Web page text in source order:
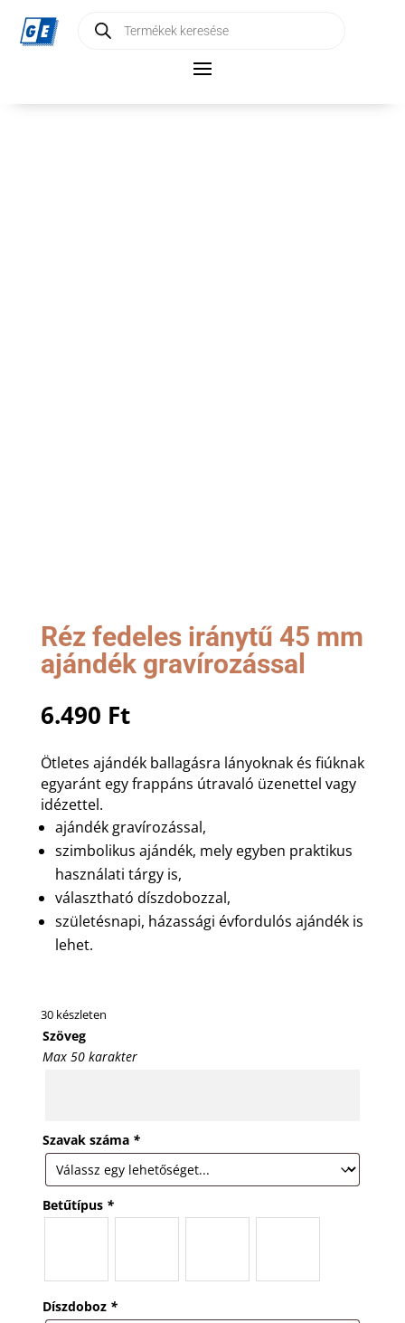
search
Réz fedeles iránytű 45 mm
ajándék gravírozással
6.490 Ft
Ötletes ajándék ballagásra lányoknak és fiúknak
egyaránt egy frappáns útravaló üzenettel vagy
idézettel.
ajándék gravírozással,
szimbolikus ajándék, mely egyben praktikus
használati tárgy is,
választható díszdobozzal,
születésnapi, házassági évfordulós ajándék is
lehet.
30 készleten
Szöveg
Max 50 karakter
Szavak száma *
Betűtípus *
Díszdoboz *